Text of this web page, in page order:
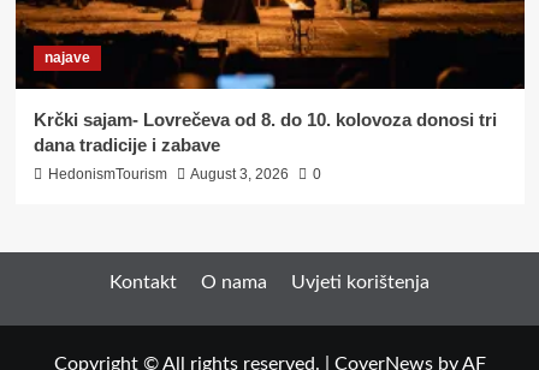
najave
Krčki sajam- Lovrečeva od 8. do 10. kolovoza donosi tri
dana tradicije i zabave
HedonismTourism August 3, 2026 0
Kontakt O nama Uvjeti korištenja
Copyright © All rights reserved. CoverNewsby AF